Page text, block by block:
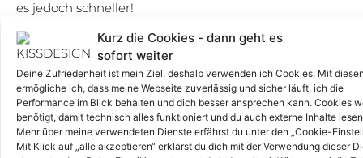
Kurz die Cookies - dann geht es
sofort weiter
Deine Zufriedenheit ist mein Ziel, deshalb verwenden ich Cookies. Mit
ermögliche ich, dass meine Webseite zuverlässig und sicher läuft, ich die
Performance im Blick behalten und dich besser ansprechen kann. Cookies
benötigt, damit technisch alles funktioniert und du auch externe Inhalte
Mehr über meine verwendeten Dienste erfährst du unter den „Cookie-
Mit Klick auf „alle akzeptieren“ erklärst du dich mit der Verwendung dieser
es jedoch schneller!
Vorrätig